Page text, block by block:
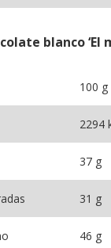
blanco ‘El
100 g
2294
37 g
31 g
46 g